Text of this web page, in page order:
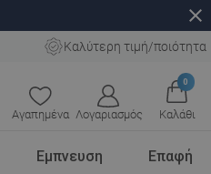
close
Καλύτερη τιμή/ποιότητα
Αγαπημένα Λογαριασμός
0
Καλάθι
Εμπνευση Επαφή